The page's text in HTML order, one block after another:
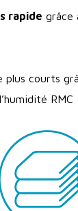
rapide grâce
plus courts
RMC